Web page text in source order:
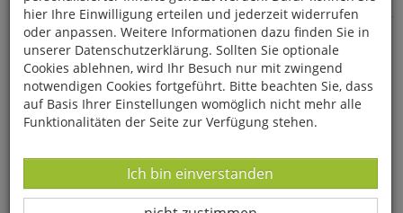
Einführung in die Modelltheorie
hier Ihre Einwilligung erteilen und jederzeit widerrufen
oder anpassen. Weitere Informationen dazu finden Sie in
unserer Datenschutzerklärung. Sollten Sie optionale
Cookies ablehnen, wird Ihr Besuch nur mit zwingend
notwendigen Cookies fortgeführt. Bitte beachten Sie, dass
auf Basis Ihrer Einstellungen womöglich nicht mehr alle
Funktionalitäten der Seite zur Verfügung stehen.
Datenverarbeitung -
Ich bin einverstanden